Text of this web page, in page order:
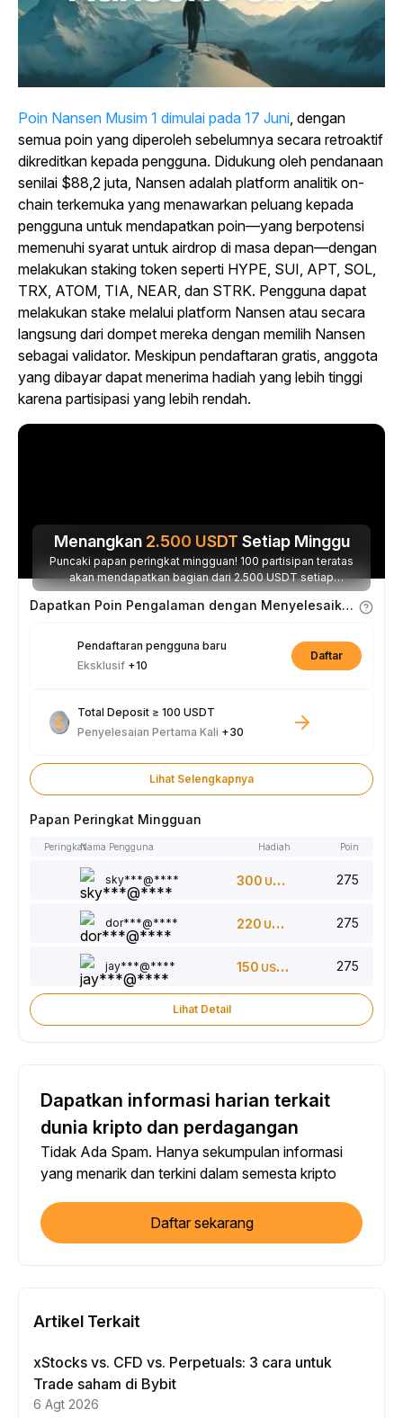
Poin Nansen Musim 1 dimulai pada 17 Juni, dengan
semua poin yang diperoleh sebelumnya secara retroaktif
dikreditkan kepada pengguna. Didukung oleh pendanaan
senilai $88,2 juta, Nansen adalah platform analitik on-
chain terkemuka yang menawarkan peluang kepada
pengguna untuk mendapatkan poin—yang berpotensi
memenuhi syarat untuk airdrop di masa depan—dengan
melakukan staking token seperti HYPE, SUI, APT, SOL,
TRX, ATOM, TIA, NEAR, dan STRK. Pengguna dapat
melakukan stake melalui platform Nansen atau secara
langsung dari dompet mereka dengan memilih Nansen
sebagai validator. Meskipun pendaftaran gratis, anggota
yang dibayar dapat menerima hadiah yang lebih tinggi
karena partisipasi yang lebih rendah.
Menangkan 2.500 USDT Setiap Minggu
Puncaki papan peringkat mingguan! 100 partisipan teratas
akan mendapatkan bagian dari 2.500 USDT setiap
minggunya.
Dapatkan Poin Pengalaman dengan Menyelesaikan Tugas
Pendaftaran pengguna baru
Eksklusif +10
Daftar
Total Deposit ≥ 100 USDT
Penyelesaian Pertama Kali +30
Lihat Selengkapnya
Papan Peringkat Mingguan
PeringkatNama Pengguna Hadiah Poin
sky***@**** 300 USDT 275
dor***@**** 220 USDT 275
jay***@**** 150 USDT 275
Lihat Detail
Dapatkan informasi harian terkait
dunia kripto dan perdagangan
Tidak Ada Spam. Hanya sekumpulan informasi
yang menarik dan terkini dalam semesta kripto
Daftar sekarang
Artikel Terkait
xStocks vs. CFD vs. Perpetuals: 3 cara untuk
Trade saham di Bybit
6 Agt 2026